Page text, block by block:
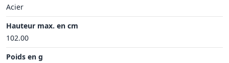
Acier
Hauteur max. en cm
102.00
Poids en g